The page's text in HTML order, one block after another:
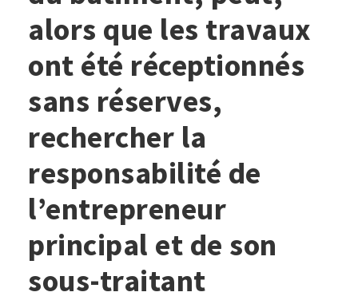
alors que les travaux
ont été réceptionnés
sans réserves,
rechercher la
responsabilité de
l’entrepreneur
principal et de son
sous-traitant